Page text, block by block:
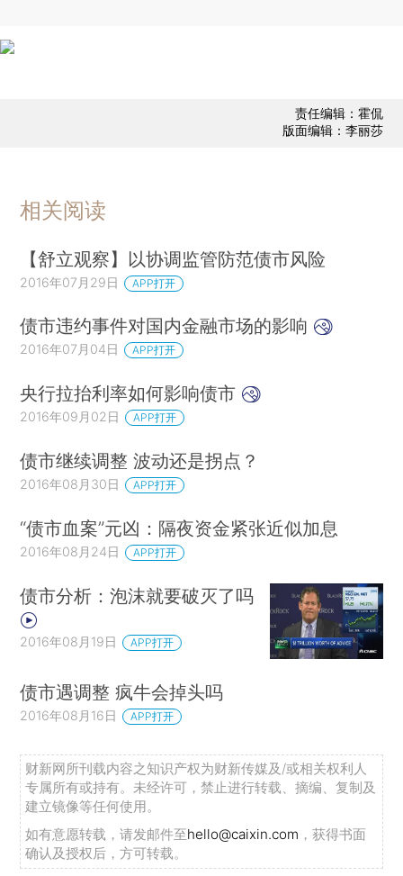
责任编辑：霍侃
版面编辑：李丽莎
相关阅读
【舒立观察】以协调监管防范债市风险
2016年07月29日 APP打开
债市违约事件对国内金融市场的影响
2016年07月04日 APP打开
央行拉抬利率如何影响债市
2016年09月02日 APP打开
债市继续调整 波动还是拐点？
2016年08月30日 APP打开
“债市血案”元凶：隔夜资金紧张近似加息
2016年08月24日 APP打开
债市分析：泡沫就要破灭了吗
2016年08月19日 APP打开
债市遇调整 疯牛会掉头吗
2016年08月16日 APP打开
财新网所刊载内容之知识产权为财新传媒及/或相关权利人
专属所有或持有。未经许可，禁止进行转载、摘编、复制及
建立镜像等任何使用。
如有意愿转载，请发邮件至hello@caixin.com ，获得书面
确认及授权后，方可转载。